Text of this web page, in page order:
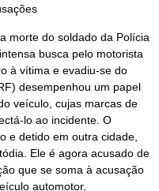
morte do soldado da Polícia
busca pelo motorista
à vítima e evadiu-se do
desempenhou um papel
veículo, cujas marcas de
lo ao incidente. O
e detido em outra cidade,
Ele é agora acusado de
que se soma à acusação
automotor,